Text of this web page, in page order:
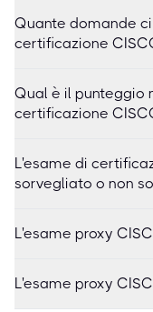
Quante domande
certificazione
Qual è il punteggio
certificazione
L'esame di
sorvegliato o non
L'esame proxy
L'esame proxy